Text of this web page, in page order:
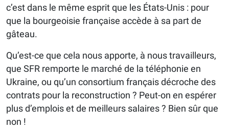
c’est dans le même esprit que les États-Unis : pour
que la bourgeoisie française accède à sa part de
gâteau.
Qu’est-ce que cela nous apporte, à nous travailleurs,
que SFR remporte le marché de la téléphonie en
Ukraine, ou qu’un consortium français décroche des
contrats pour la reconstruction ? Peut-on en espérer
plus d’emplois et de meilleurs salaires ? Bien sûr que
non !